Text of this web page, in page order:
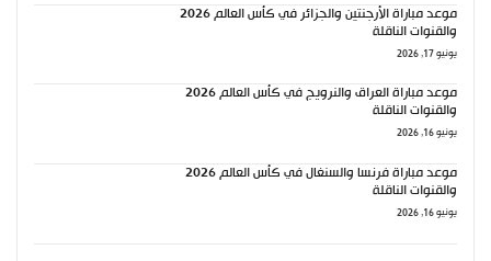
موعد مباراة الأرجنتين والجزائر في كأس العالم 2026
والقنوات الناقلة
يونيو 17, 2026
موعد مباراة العراق والنرويج في كأس العالم 2026
والقنوات الناقلة
يونيو 16, 2026
موعد مباراة فرنسا والسنغال في كأس العالم 2026
والقنوات الناقلة
يونيو 16, 2026